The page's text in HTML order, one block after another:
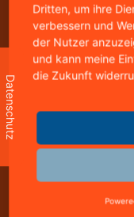
Datenschutz
Dritten, um ihre
verbessern und
der Nutzer
und kann meine
die Zukunft
mediastyle
inhaber:
95326
freecall: 0800
telefax: +49